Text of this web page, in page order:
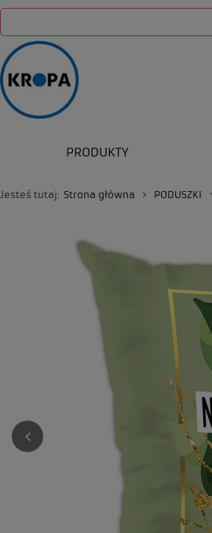
PRODUKTY
Jesteś tutaj: Strona główna PODUSZKI